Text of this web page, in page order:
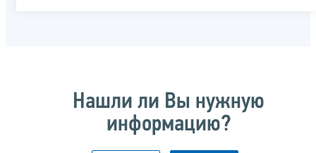
Нашли ли Вы нужную
информацию?